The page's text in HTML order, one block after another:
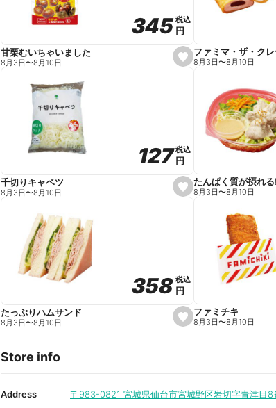
s
e
e
345
345税込
税込
円
円
甘栗むいちゃいました
8月3日〜8月10日
ファミマ・ザ・ク
8月3日〜8月10日
s
e
e
127
127税込
税込
円
円
千切りキャベツ
8月3日〜8月10日 8月3日〜8月10日
s
e
i
t
358
358税込
税込
円
円
たっぷりハムサンド
8月3日〜8月10日
ファミチキ
8月3日〜8月10日
Store info
Address 〒983-0821 宮城県仙台市宮城野区岩切字青津目8